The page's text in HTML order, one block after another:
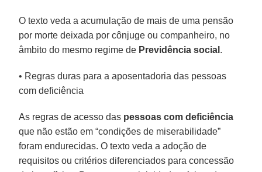
O texto veda a acumulação de mais de uma pensão
por morte deixada por cônjuge ou companheiro, no
âmbito do mesmo regime de Previdência social .
• Regras duras para a aposentadoria das pessoas
com deficiência
As regras de acesso das pessoas com deficiência
que não estão em “condições de miserabilidade”
foram endurecidas. O texto veda a adoção de
requisitos ou critérios diferenciados para concessão